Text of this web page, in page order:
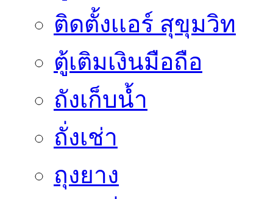
ติดตั้งเเอร์ สุขุมวิท
ตู้เติมเงินมือถือ
ถังเก็บน้ำ
ถั่งเช่า
ถุงยาง